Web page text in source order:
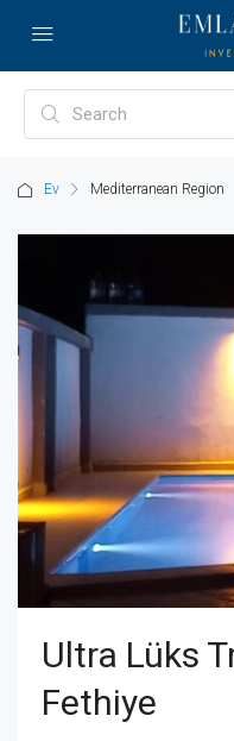
Ev Mediterranean Region
Ultra Lüks
Fethiye